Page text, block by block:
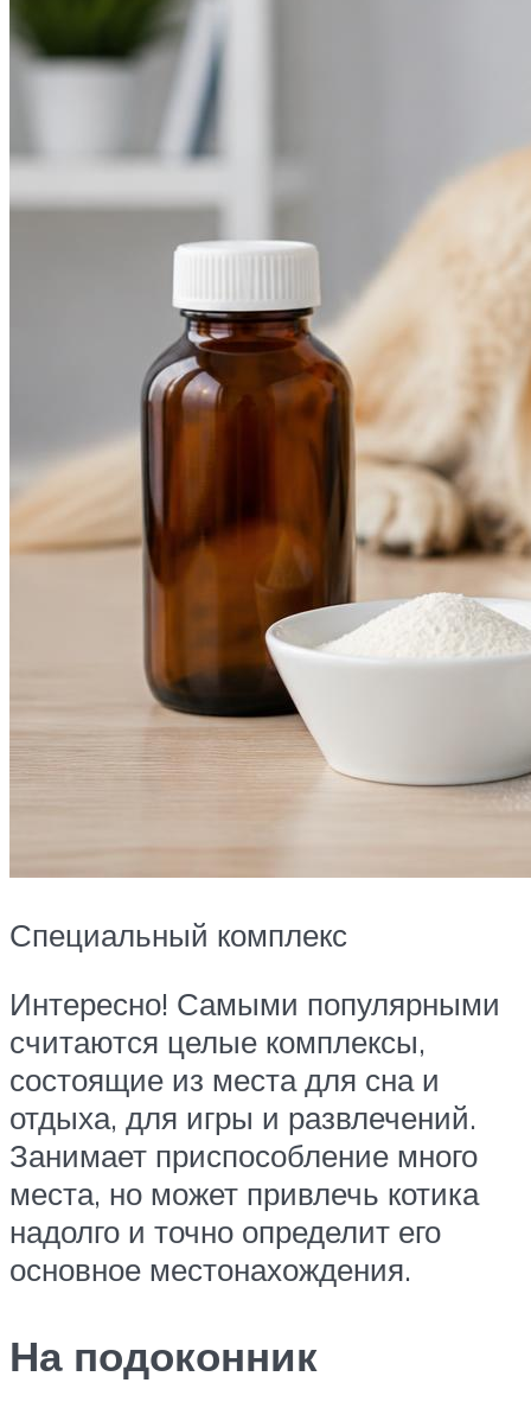
Специальный комплекс
Интересно! Самыми популярными
считаются целые комплексы,
состоящие из места для сна и
отдыха, для игры и развлечений.
Занимает приспособление много
места, но может привлечь котика
надолго и точно определит его
основное местонахождения.
На подоконник